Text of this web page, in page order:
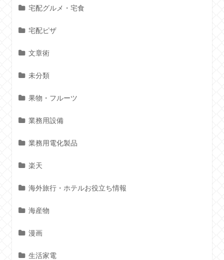
宅配グルメ・宅食
宅配ピザ
文章術
未分類
果物・フルーツ
業務用設備
業務用電化製品
楽天
海外旅行・ホテルお役立ち情報
海産物
漫画
生活家電